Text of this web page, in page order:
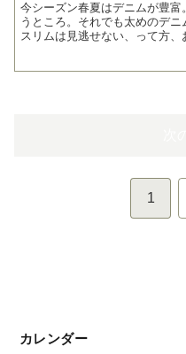
今シーズン春夏はデニムが豊
うところ。それでも太めのデ
スリムは見逃せない、って方
1
カレンダー